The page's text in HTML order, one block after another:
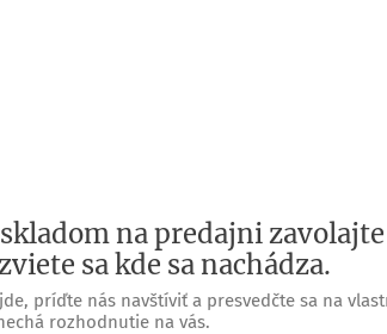
na predajni
sa kde sa nachádza.
príďte nás navštíviť a presvedčte sa na
rozhodnutie na vás.